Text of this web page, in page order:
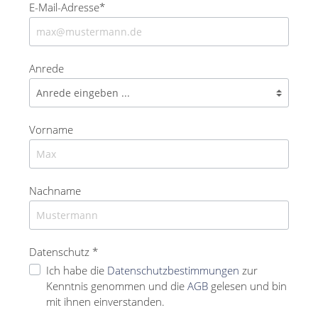
E-Mail-Adresse*
Anrede
Vorname
Nachname
Datenschutz *
Ich habe die Datenschutzbestimmungen zur
Kenntnis genommen und die AGB gelesen und bin
mit ihnen einverstanden.